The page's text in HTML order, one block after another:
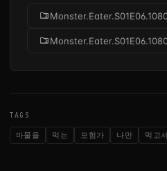
folder_zip
folder_zip
TAGS
마물을 먹는 모험가 나만 먹고서